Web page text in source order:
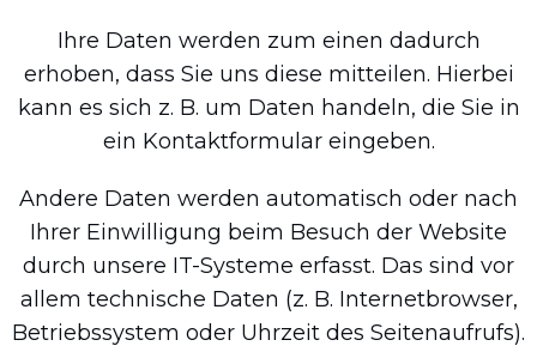
Ihre Daten werden zum einen dadurch
erhoben, dass Sie uns diese mitteilen. Hierbei
kann es sich z. B. um Daten handeln, die Sie in
ein Kontaktformular eingeben.
Andere Daten werden automatisch oder nach
Ihrer Einwilligung beim Besuch der Website
durch unsere IT-Systeme erfasst. Das sind vor
allem technische Daten (z. B. Internetbrowser,
Betriebssystem oder Uhrzeit des Seitenaufrufs).